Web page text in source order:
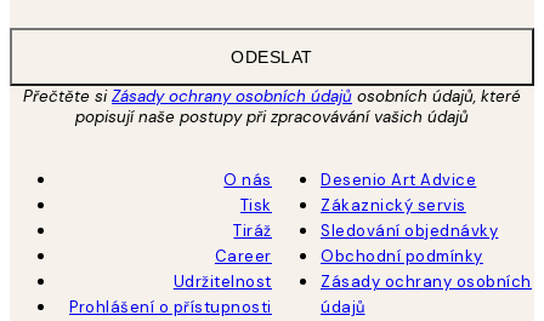
ODESLAT
Přečtěte siZásady ochrany osobních údajů osobních údajů, které
popisují naše postupy při zpracovávání vašich údajů
O nás
Tisk
Tiráž
Career
Udržitelnost
Prohlášení o přístupnosti
Desenio Art Advice
Zákaznický servis
Sledování objednávky
Obchodní podmínky
Zásady ochrany osobních
údajů